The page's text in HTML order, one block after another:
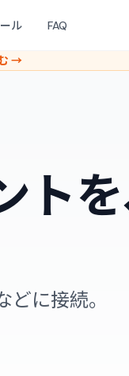
ル FAQ
→
を
に接続。